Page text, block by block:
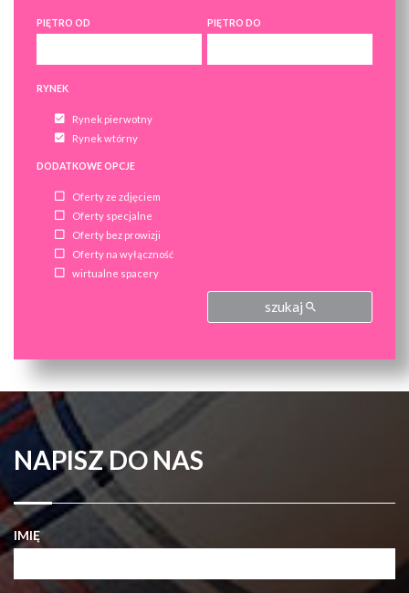
PIĘTRO OD PIĘTRO DO
RYNEK
Rynek pierwotny
Rynek wtórny
DODATKOWE OPCJE
Oferty ze zdjęciem
Oferty specjalne
Oferty bez prowizji
Oferty na wyłączność
wirtualne spacery
szukaj
NAPISZ DO NAS
IMIĘ